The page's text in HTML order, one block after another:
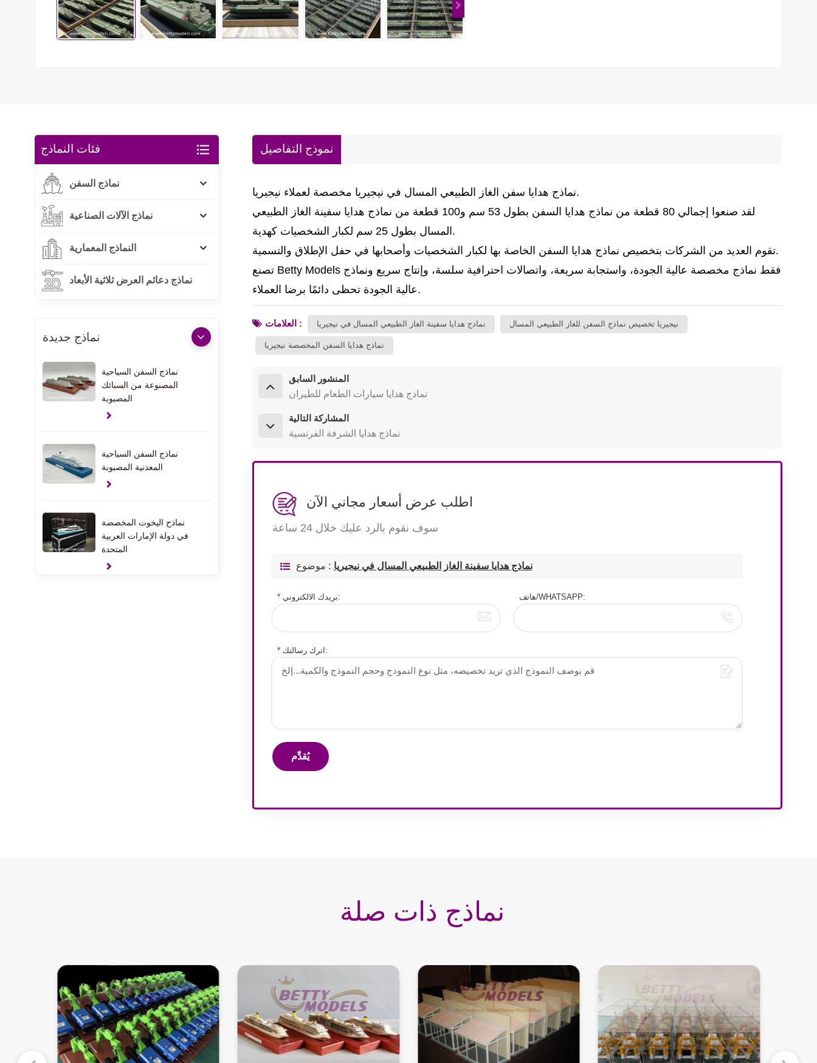
نموذج التفاصيل
نماذج هدايا سفن الغاز الطبيعي المسال في نيجيريا مخصصة لعملاء نيجيريا.
لقد صنعوا إجمالي 80 قطعة من نماذج هدايا السفن بطول 53 سم و100 قطعة من نماذج هدايا سفينة الغاز الطبيعي
المسال بطول 25 سم لكبار الشخصيات كهدية.
تقوم العديد من الشركات بتخصيص نماذج هدايا السفن الخاصة بها لكبار الشخصيات وأصحابها في حفل الإطلاق والتسمية.
تصنع Betty Models فقط نماذج مخصصة عالية الجودة، واستجابة سريعة، واتصالات احترافية سلسة، وإنتاج سريع ونماذج
عالية الجودة تحظى دائمًا برضا العملاء.
العلامات : نماذج هدايا سفينة الغاز الطبيعي المسال في نيجيريا نيجيريا تخصيص نماذج السفن للغاز الطبيعي المسال
نماذج هدايا السفن المخصصة نيجيريا
المنشور السابق
نماذج هدايا سيارات الطعام للطيران
المشاركة التالية
نماذج هدايا الشرفة الفرنسية
اطلب عرض أسعار مجاني الآن
سوف نقوم بالرد عليك خلال 24 ساعة
موضوع : نماذج هدايا سفينة الغاز الطبيعي المسال في نيجيريا
* بريدك الالكتروني: هاتف/WHATSAPP:
* اترك رسالتك:
يُقدِّم
فئات النماذج
نماذج السفن
نماذج الآلات الصناعية
النماذج المعمارية
نماذج دعائم العرض ثلاثية الأبعاد
نماذج جديدة
نماذج السفن السياحية
المصنوعة من السبائك
المصبوبة
نماذج السفن السياحية
المعدنية المصبوبة
نماذج اليخوت المخصصة
في دولة الإمارات العربية
المتحدة
نماذج ذات صلة